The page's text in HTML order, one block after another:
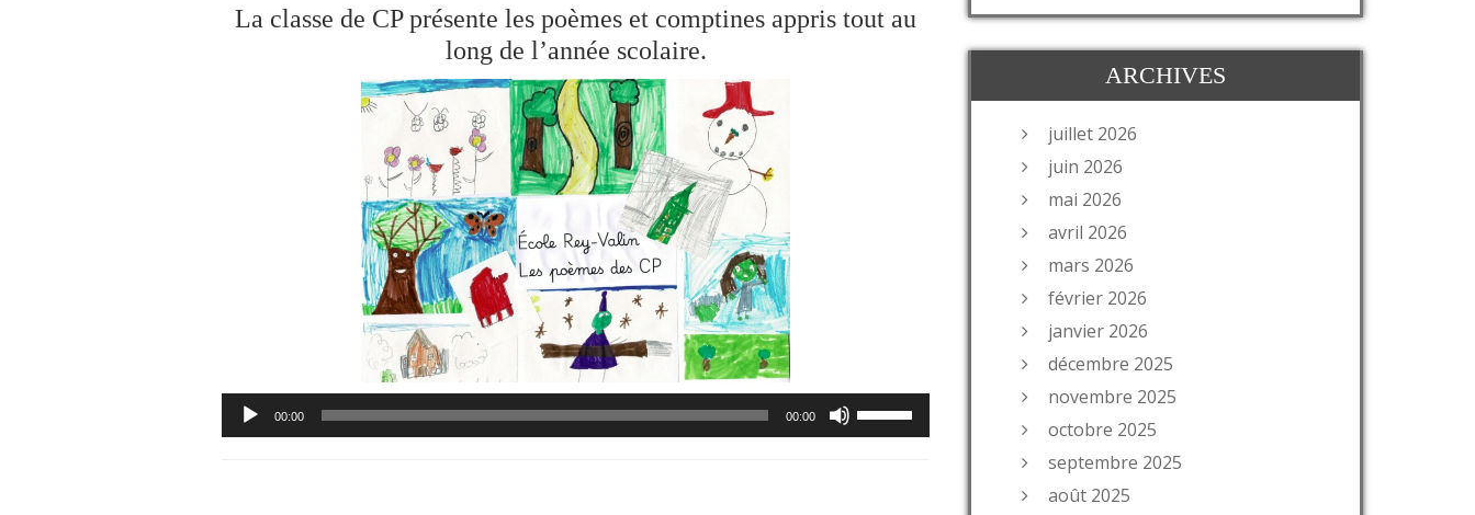
La classe de CP présente les poèmes et comptines appris tout au
long de l’année scolaire.
Lecteur
audio
00:00 00:00
les
ARCHIVES
juillet 2026
juin 2026
mai 2026
avril 2026
mars 2026
février 2026
janvier 2026
décembre 2025
novembre 2025
octobre 2025
septembre 2025
août 2025